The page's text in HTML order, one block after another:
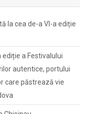
la cea de-a VI-a ediție
a Festivalului
autentice, portului
care păstrează vie